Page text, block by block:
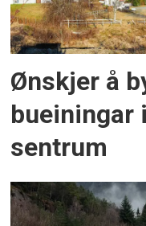
Ønskjer å
bueiningar
sentrum